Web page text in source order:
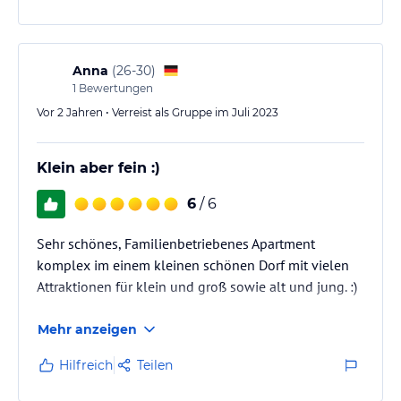
auf der rechten Fahrbahnseite direkt vor dem Supermarkt M-Preis.
Anreise mit dem Flugzeug
Die nächstgelegenen Flughäfen sind
Flughafen Innsbruck (50 km)
Flughafen München (150 km)
Flughafen Salzburg (150 km)
Flughafen Transfers
Anbieter für Flughafentransfers
Taxi Moser: Tel. +43 5336 5616 0
Four Season Travel: Tel. +43 512 584157
Die Angerer Familienappartements Tirol befinden sich im Ortsteil
Anna (26-30)
1 Bewertungen
Vor 2 Jahren • Verreist als Gruppe im Juli 2023
Klein aber fein :)
6 / 6
Sehr schönes, Familienbetriebenes Apartment
komplex im einem kleinen schönen Dorf mit vielen
Attraktionen für klein und groß sowie alt und jung. :)
Mehr anzeigen
Hilfreich Teilen